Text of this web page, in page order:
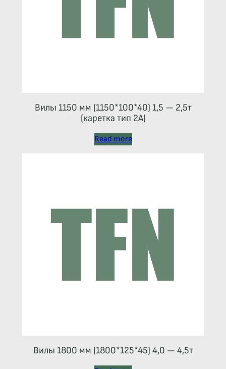
Вилы 1150 мм (1150*100*40) 1,5 — 2,5т
(каретка тип 2A)
Read more
Вилы 1800 мм (1800*125*45) 4,0 — 4,5т